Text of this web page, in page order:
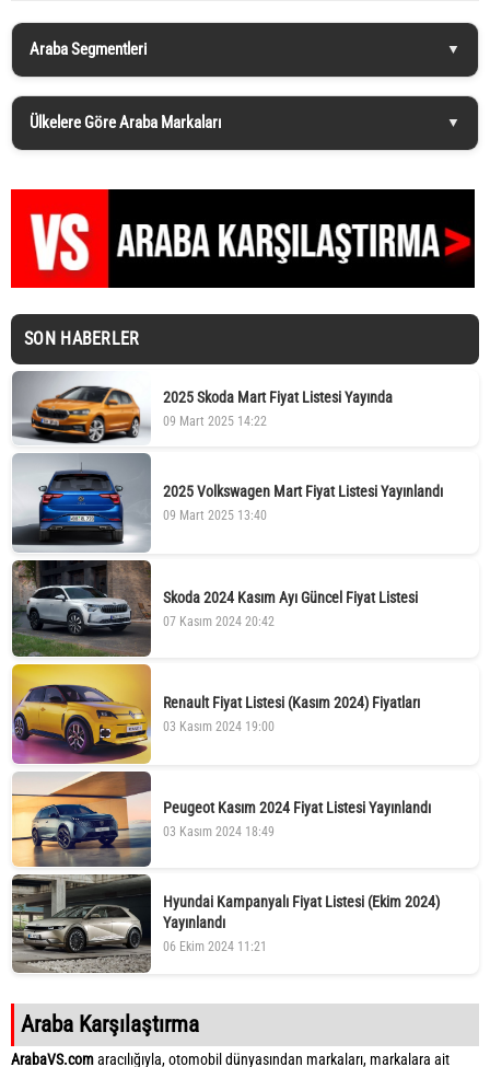
Araba Segmentleri
Ülkelere Göre Araba Markaları
SON HABERLER
2025 Skoda Mart Fiyat Listesi Yayında
09 Mart 2025 14:22
2025 Volkswagen Mart Fiyat Listesi Yayınlandı
09 Mart 2025 13:40
Skoda 2024 Kasım Ayı Güncel Fiyat Listesi
07 Kasım 2024 20:42
Renault Fiyat Listesi (Kasım 2024) Fiyatları
03 Kasım 2024 19:00
Peugeot Kasım 2024 Fiyat Listesi Yayınlandı
03 Kasım 2024 18:49
Hyundai Kampanyalı Fiyat Listesi (Ekim 2024)
Yayınlandı
06 Ekim 2024 11:21
Araba Karşılaştırma
ArabaVS.comaracılığıyla, otomobil dünyasından markaları, markalara ait